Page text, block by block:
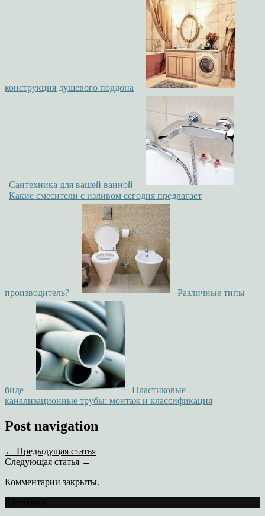
конструкция душевого поддона
Сантехника для вашей ванной
Какие смесители с изливом сегодня предлагает
производитель? Различные типы
биде
Пластиковые
канализационные трубы: монтаж и классификация
Post navigation
← Предыдущая статья
Следующая статья →
Комментарии закрыты.